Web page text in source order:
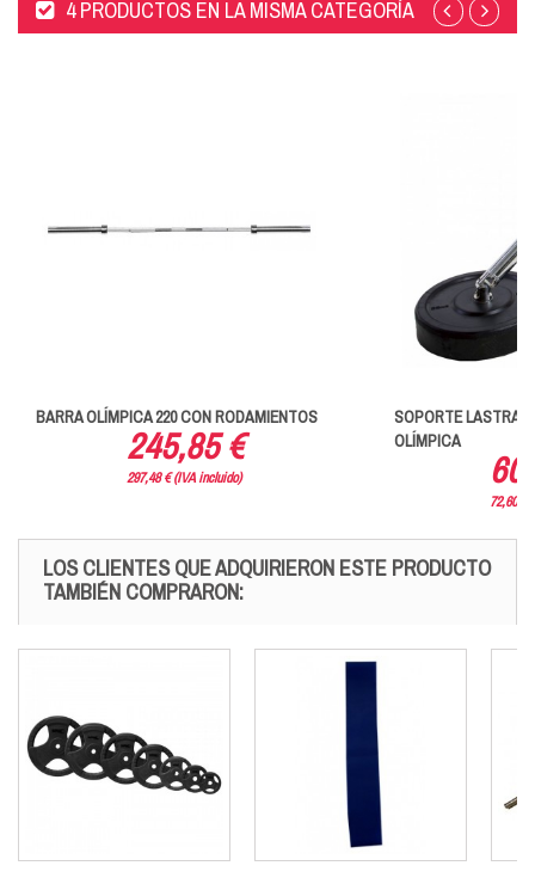
4 PRODUCTOS EN LA MISMA CATEGORÍA
BARRA OLÍMPICA 220 CON RODAMIENTOS
245,85 €
297,48 € (IVA incluido)
SOPORTE
OLÍMPICA
72,60 €
LOS CLIENTES QUE ADQUIRIERON ESTE PRODUCTO
TAMBIÉN COMPRARON: